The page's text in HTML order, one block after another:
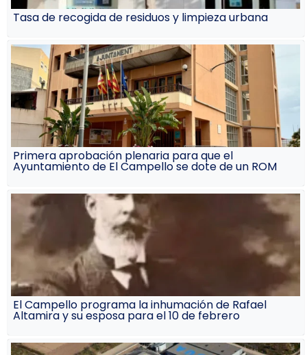
Tasa de recogida de residuos y limpieza urbana
Primera aprobación plenaria para que el
Ayuntamiento de El Campello se dote de un ROM
El Campello programa la inhumación de Rafael
Altamira y su esposa para el 10 de febrero